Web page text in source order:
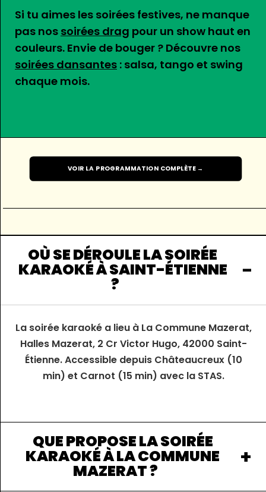
Si tu aimes les soirées festives, ne manque
pas nos soirées drag pour un show haut en
couleurs. Envie de bouger ? Découvre nos
soirées dansantes : salsa, tango et swing
chaque mois.
VOIR LA PROGRAMMATION COMPLÈTE →
OÙ SE DÉROULE LA SOIRÉE
KARAOKÉ À SAINT-ÉTIENNE
?
La soirée karaoké a lieu à La Commune Mazerat,
Halles Mazerat, 2 Cr Victor Hugo, 42000 Saint-
Étienne. Accessible depuis Châteaucreux (10
min) et Carnot (15 min) avec la STAS.
QUE PROPOSE LA SOIRÉE
KARAOKÉ À LA COMMUNE
MAZERAT ?